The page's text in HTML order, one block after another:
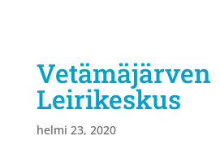
Vetämäjärven
Leirikeskus
helmi 23, 2020